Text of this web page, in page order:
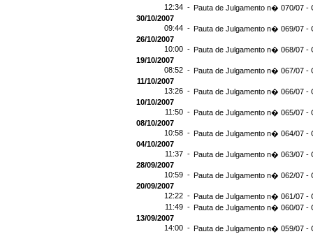
12:34 - Pauta de Julgamento n� 070/07 -
30/10/2007
09:44 - Pauta de Julgamento n� 069/07 -
26/10/2007
10:00 - Pauta de Julgamento n� 068/07 -
19/10/2007
08:52 - Pauta de Julgamento n� 067/07 -
11/10/2007
13:26 - Pauta de Julgamento n� 066/07 -
10/10/2007
11:50 - Pauta de Julgamento n� 065/07 -
08/10/2007
10:58 - Pauta de Julgamento n� 064/07 -
04/10/2007
11:37 - Pauta de Julgamento n� 063/07 -
28/09/2007
10:59 - Pauta de Julgamento n� 062/07 -
20/09/2007
12:22 - Pauta de Julgamento n� 061/07 -
11:49 - Pauta de Julgamento n� 060/07 -
13/09/2007
14:00 - Pauta de Julgamento n� 059/07 -